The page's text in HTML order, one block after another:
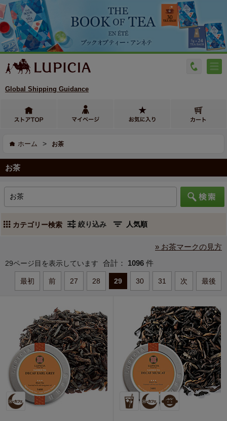
Global Shipping Guidance
ホーム > お茶
お茶
カテゴリー検索 絞り込み
» お茶マークの見方
29ページ目を表示しています 合計： 1096 件
最初 前 27 28 29 30 31 次 最後